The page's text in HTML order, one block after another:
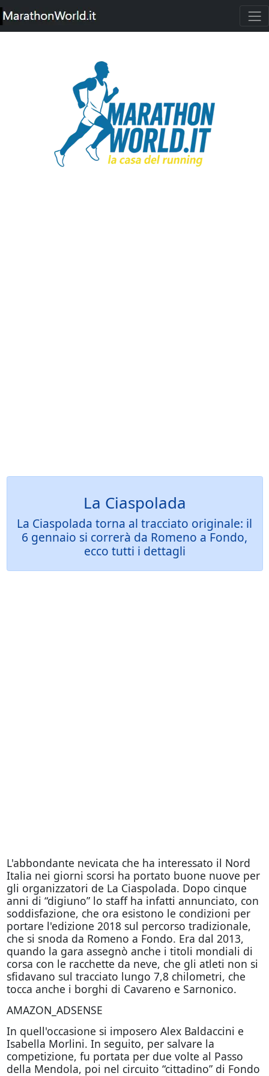
La Ciaspolada
La Ciaspolada torna al tracciato originale: il
6 gennaio si correrà da Romeno a Fondo,
ecco tutti i dettagli
L'abbondante nevicata che ha interessato il Nord
Italia nei giorni scorsi ha portato buone nuove per
gli organizzatori de La Ciaspolada. Dopo cinque
anni di “digiuno” lo staff ha infatti annunciato, con
soddisfazione, che ora esistono le condizioni per
portare l'edizione 2018 sul percorso tradizionale,
che si snoda da Romeno a Fondo. Era dal 2013,
quando la gara assegnò anche i titoli mondiali di
corsa con le racchette da neve, che gli atleti non si
sfidavano sul tracciato lungo 7,8 chilometri, che
tocca anche i borghi di Cavareno e Sarnonico.
AMAZON_ADSENSE
In quell'occasione si imposero Alex Baldaccini e
Isabella Morlini. In seguito, per salvare la
competizione, fu portata per due volte al Passo
della Mendola, poi nel circuito “cittadino” di Fondo